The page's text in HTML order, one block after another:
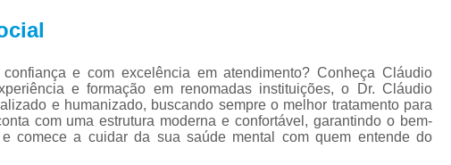
Tratamento
Tratamento de
Tratamento de
Tratamento de
Tratamento
e com excelência em atendimento? Conheça Cláudio
e formação em renomadas instituições, o Dr. Cláudio
e humanizado, buscando sempre o melhor tratamento para
com uma estrutura moderna e confortável, garantindo o bem-
comece a cuidar da sua saúde mental com quem entende do